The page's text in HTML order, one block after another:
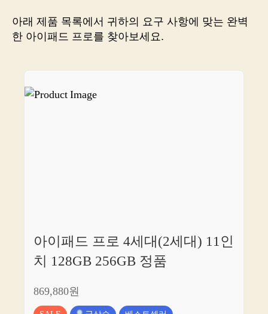
오
아래 제품 목록에서 귀하의 요구 사항에 맞는 완벽
한 아이패드 프로를 찾아보세요.
아이패드 프로 4세대(2세대) 11인
치 128GB 256GB 정품
869,880원